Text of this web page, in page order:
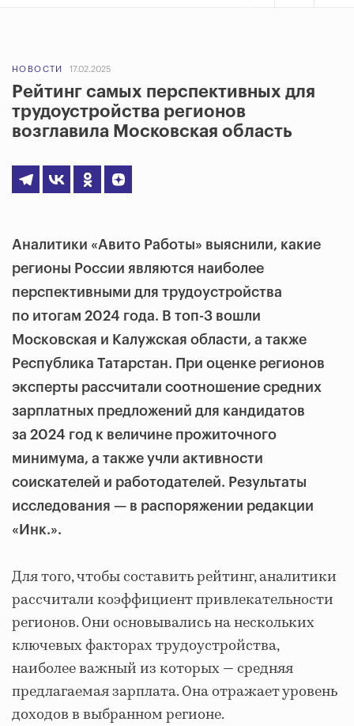
НОВОСТИ 17.02.2025
Рейтинг самых перспективных для
трудоустройства регионов
возглавила Московская область
Аналитики «Авито Работы» выяснили, какие
регионы России являются наиболее
перспективными для трудоустройства
по итогам 2024 года. В топ-3 вошли
Московская и Калужская области, а также
Республика Татарстан. При оценке регионов
эксперты рассчитали соотношение средних
зарплатных предложений для кандидатов
за 2024 год к величине прожиточного
минимума, а также учли активности
соискателей и работодателей. Результаты
исследования — в распоряжении редакции
«Инк.».
Для того, чтобы составить рейтинг, аналитики
рассчитали коэффициент привлекательности
регионов. Они основывались на нескольких
ключевых факторах трудоустройства,
наиболее важный из которых — средняя
предлагаемая зарплата. Она отражает уровень
доходов в выбранном регионе.